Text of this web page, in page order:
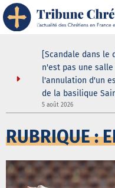
[Scandale dans le
n'est pas une
l'annulation d'un
de la basilique
5 août 2026
RUBRIQUE :